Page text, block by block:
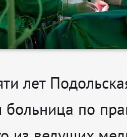
лет
больница по